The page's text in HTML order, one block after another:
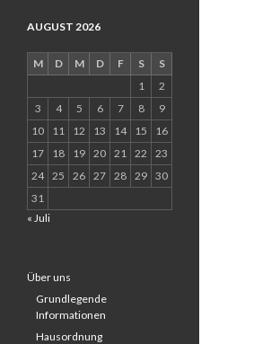
AUGUST 2026
M D M D F S
S
1
2
3
4 5 6 7 8
9
10
11 12 13 14 15
16
17
18 19 20 21 22
23
24 25 26 27 28 29 30
31
« Juli
Über uns
Grundlegende
Informationen
Hausordnung